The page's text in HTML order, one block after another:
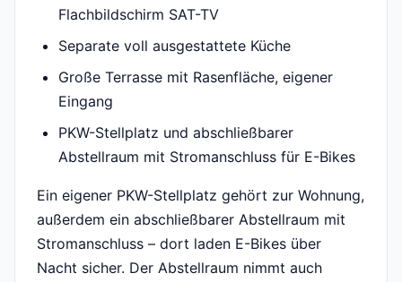
Flachbildschirm SAT-TV
Separate voll ausgestattete Küche
Große Terrasse mit Rasenfläche, eigener
Eingang
PKW-Stellplatz und abschließbarer
Abstellraum mit Stromanschluss für E-Bikes
Ein eigener PKW-Stellplatz gehört zur Wohnung,
außerdem ein abschließbarer Abstellraum mit
Stromanschluss – dort laden E-Bikes über
Nacht sicher. Der Abstellraum nimmt auch